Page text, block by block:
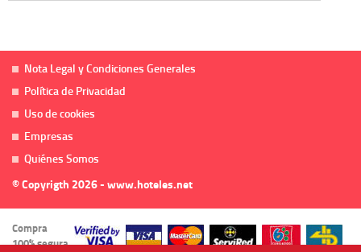
Nota Legal y Condiciones Generales
Política de Privacidad
Uso de cookies
Empresas
Quiénes Somos
© Copyrigth 2026 - www.hoteles.net
Compra
100% segura